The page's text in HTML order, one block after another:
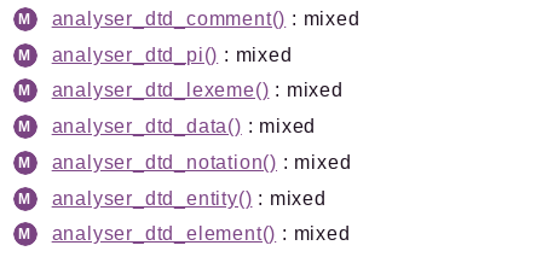
HttpKernel
I18n
Legacy
Pipeline
analyser_dtd_comment() : mixed
analyser_dtd_pi() : mixed
analyser_dtd_lexeme() : mixed
analyser_dtd_data() : mixed
analyser_dtd_notation() : mixed
analyser_dtd_entity() : mixed
analyser_dtd_element() : mixed